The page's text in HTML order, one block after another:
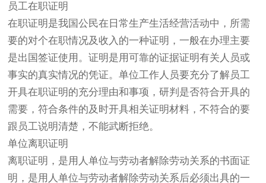
员工在职证明
在职证明是我国公民在日常生产生活经营活动中，所需
要的对个在职情况及收入的一种证明，一般在办理主要
是出国签证使用。证明是用可靠的证据证明有关人员或
事实的真实情况的凭证。单位工作人员要充分了解员工
开具在职证明的充分理由和事项，研判是否符合开具的
需要，符合条件的及时开具相关证明材料，不符合的要
跟员工说明清楚，不能武断拒绝。
单位离职证明
离职证明，是用人单位与劳动者解除劳动关系的书面证
明，是用人单位与劳动者解除劳动关系后必须出具的一